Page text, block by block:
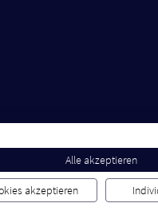
Alle akzeptieren
akzeptieren